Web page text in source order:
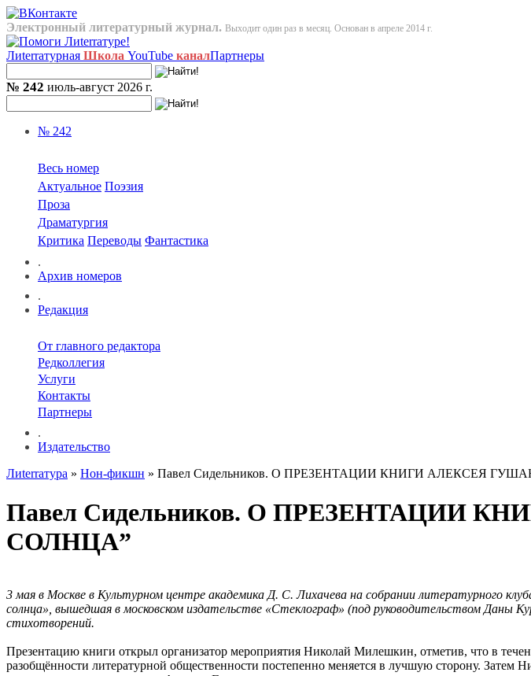
Электронный литературный журнал. Выходит один раз в месяц. Основан в апреле 2014 г.
Лиterraтурная Школа YouTube каналПартнеры
№ 242 июль-август 2026 г.
№ 242
Весь номер
Актуальное Поэзия
Проза
Драматургия
Критика Переводы Фантастика
.
Архив номеров
.
Редакция
От главного редактора
Редколлегия
Услуги
Контакты
Партнеры
.
Издательство
Лиterraтура » Нон-фикшн » Павел Сидельников. О ПРЕЗЕНТАЦИИ КНИГИ АЛЕКСЕЯ
Павел Сидельников. О ПРЕЗЕНТАЦИИ
СОЛНЦА”
3 мая в Москве в Культурном центре академика Д. С. Лихачева на собрании литературного
солнца», вышедшая в московском издательстве «Стеклограф» (под руководительством Даны
стихотворений.
Презентацию книги открыл организатор мероприятия Николай Милешкин, отметив, что в
разобщённости литературной общественности постепенно меняется в лучшую сторону.